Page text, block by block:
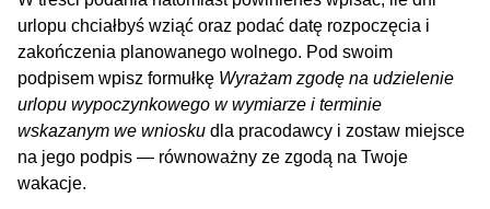
urlopu chciałbyś wziąć oraz podać datę rozpoczęcia i
zakończenia planowanego wolnego. Pod swoim
podpisem wpisz formułkę Wyrażam zgodę na udzielenie
urlopu wypoczynkowego w wymiarze i terminie
wskazanym we wniosku dla pracodawcy i zostaw miejsce
na jego podpis — równoważny ze zgodą na Twoje
wakacje.